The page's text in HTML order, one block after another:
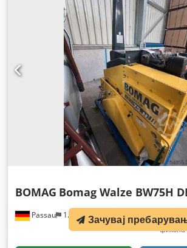
Passau 1.016 km
BOMAG Bomag Walze BW75H
Зачувај